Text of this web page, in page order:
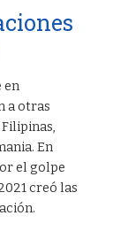
en
a otras
En
el golpe
creó las